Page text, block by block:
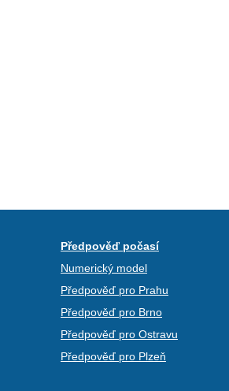
Předpověď počasí
Numerický model
Předpověď pro Prahu
Předpověď pro Brno
Předpověď pro Ostravu
Předpověď pro Plzeň